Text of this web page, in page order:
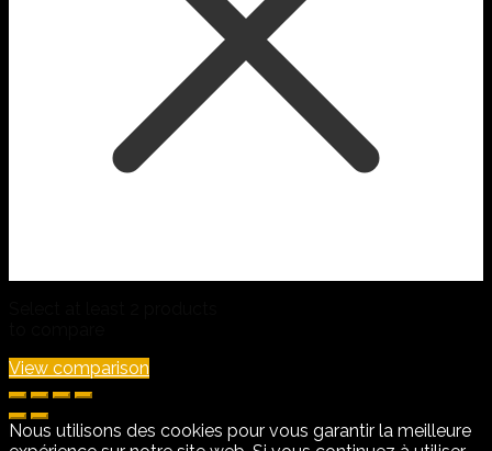
View comparison
Nous utilisons des cookies pour vous garantir la meilleure